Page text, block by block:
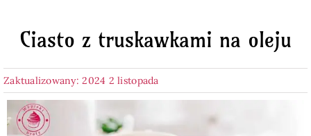
Desery
Ciasto z truskawkami na oleju
Zaktualizowany: 2024 2 listopada